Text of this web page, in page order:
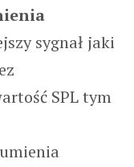
sygnał jaki
SPL tym